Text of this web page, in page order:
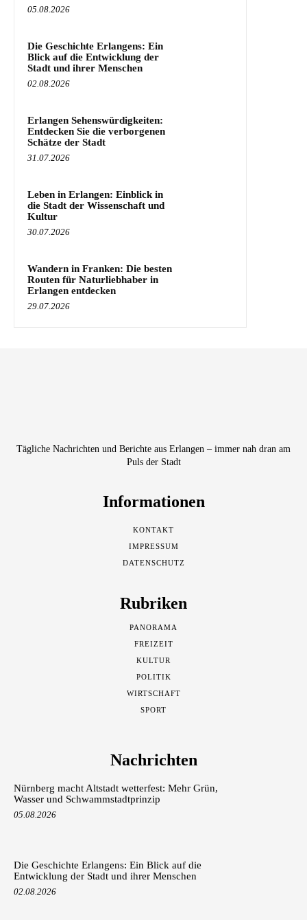
05.08.2026
Die Geschichte Erlangens: Ein
Blick auf die Entwicklung der
Stadt und ihrer Menschen
02.08.2026
Erlangen Sehenswürdigkeiten:
Entdecken Sie die verborgenen
Schätze der Stadt
31.07.2026
Leben in Erlangen: Einblick in
die Stadt der Wissenschaft und
Kultur
30.07.2026
Wandern in Franken: Die besten
Routen für Naturliebhaber in
Erlangen entdecken
29.07.2026
Tägliche Nachrichten und Berichte aus Erlangen – immer nah dran am
Puls der Stadt
Informationen
KONTAKT
IMPRESSUM
DATENSCHUTZ
Rubriken
PANORAMA
FREIZEIT
KULTUR
POLITIK
WIRTSCHAFT
SPORT
Nachrichten
Nürnberg macht Altstadt wetterfest: Mehr Grün,
Wasser und Schwammstadtprinzip
05.08.2026
Die Geschichte Erlangens: Ein Blick auf die
Entwicklung der Stadt und ihrer Menschen
02.08.2026